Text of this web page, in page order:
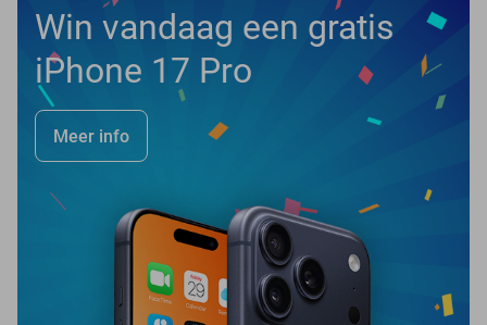
Win vandaag een gratis
iPhone 17 Pro
Meer info